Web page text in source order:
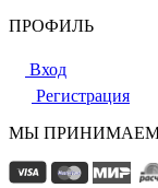
ПРОФИЛЬ
Вход
Регистрация
МЫ